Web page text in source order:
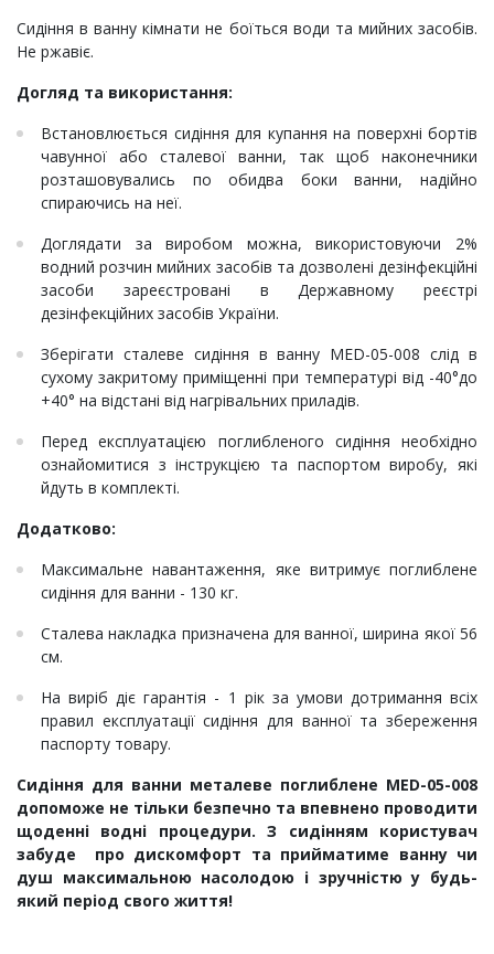
Сидіння в ванну кімнати не боїться води та мийних засобів.
Не ржавіє.
Догляд та використання:
Встановлюється сидіння для купання на поверхні бортів
чавунної або сталевої ванни, так щоб наконечники
розташовувались по обидва боки ванни, надійно
спираючись на неї.
Доглядати за виробом можна, використовуючи 2%
водний розчин мийних засобів та дозволені дезінфекційні
засоби зареєстровані в Державному реєстрі
дезінфекційних засобів України.
Зберігати сталеве сидіння в ванну MED-05-008 слід в
сухому закритому приміщенні при температурі від -40°до
+40° на відстані від нагрівальних приладів.
Перед експлуатацією поглибленого сидіння необхідно
ознайомитися з інструкцією та паспортом виробу, які
йдуть в комплекті.
Додатково:
Максимальне навантаження, яке витримує поглиблене
сидіння для ванни - 130 кг.
Сталева накладка призначена для ванної, ширина якої 56
см.
На виріб діє гарантія - 1 рік за умови дотримання всіх
правил експлуатації сидіння для ванної та збереження
паспорту товару.
Сидіння для ванни металеве поглиблене MED-05-008
допоможе не тільки безпечно та впевнено проводити
щоденні водні процедури. З сидінням користувач
забуде про дискомфорт та прийматиме ванну чи
душ максимальною насолодою і зручністю у будь-
який період свого життя!